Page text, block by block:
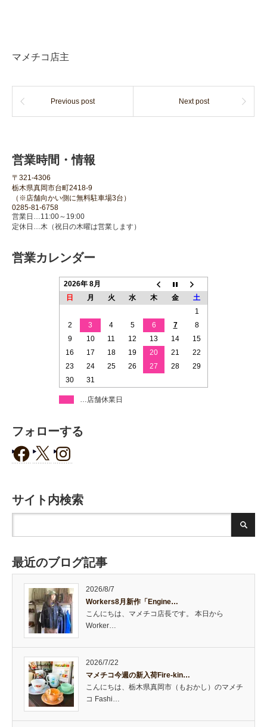
マメチコ店主
Previous post Next post
営業時間・情報
〒321-4306
栃木県真岡市台町2418-9
（※店舗向かい側に無料駐車場3台）
0285-81-6758
営業日…11:00～19:00
定休日…木（祝日の木曜は営業します）
営業カレンダー
2026年 8月
日
月 火 水 木 金
土
1
2
3 4 5 6 7
8
9
10 11 12 13 14
15
16
17 18 19 20 21
22
23
24 25 26 27 28
29
30
31
…店舗休業日
フォローする
サイト内検索
最近のブログ記事
2026/8/7
Workers8月新作「Engine…
こんにちは、マメチコ店長です。 本日から
Worker…
2026/7/22
マメチコ今週の新入荷Fire-kin…
こんにちは、栃木県真岡市（もおかし）のマメチ
コ Fashi…